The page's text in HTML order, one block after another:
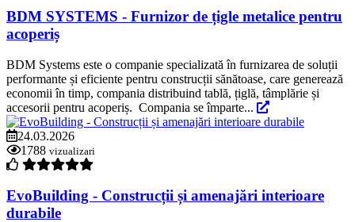
BDM SYSTEMS - Furnizor de țigle metalice pentru
acoperiș
BDM Systems este o companie specializată în furnizarea de soluții
performante și eficiente pentru construcții sănătoase, care generează
economii în timp, compania distribuind tablă, țiglă, tâmplărie și
accesorii pentru acoperiș. Compania se împarte...
24.03.2026
1788 vizualizari
EvoBuilding - Construcții și amenajări interioare
durabile